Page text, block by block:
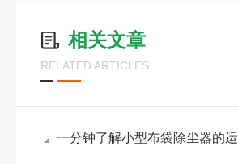
相关文章
RELATED ARTICLES
一分钟了解小型布袋除尘器的运行要点